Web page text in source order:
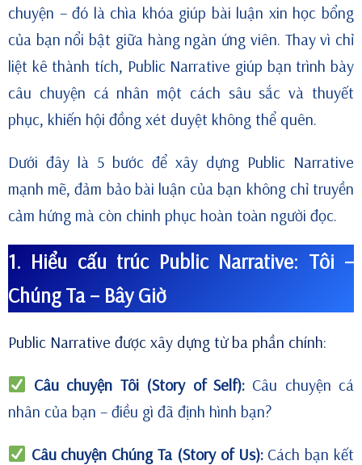
chuyện – đó là chìa khóa giúp bài luận xin học bổng
của bạn nổi bật giữa hàng ngàn ứng viên. Thay vì chỉ
liệt kê thành tích, Public Narrative giúp bạn trình bày
câu chuyện cá nhân một cách sâu sắc và thuyết
phục, khiến hội đồng xét duyệt không thể quên.
Dưới đây là 5 bước để xây dựng Public Narrative
mạnh mẽ, đảm bảo bài luận của bạn không chỉ truyền
cảm hứng mà còn chinh phục hoàn toàn người đọc.
1. Hiểu cấu trúc Public Narrative: Tôi –
Chúng Ta – Bây Giờ
Public Narrative được xây dựng từ ba phần chính:
Câu chuyện Tôi (Story of Self):Câu chuyện cá
nhân của bạn – điều gì đã định hình bạn?
Câu chuyện Chúng Ta (Story of Us):Cách bạn kết